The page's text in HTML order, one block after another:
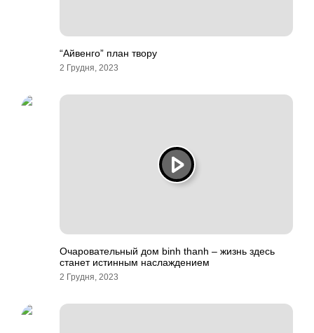
“Айвенго” план твору
2 Грудня, 2023
Очаровательный дом binh thanh – жизнь здесь
станет истинным наслаждением
2 Грудня, 2023